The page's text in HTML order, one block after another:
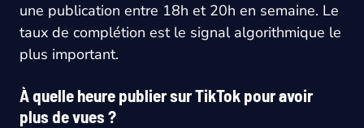
une publication entre 18h et 20h en semaine. Le
taux de complétion est le signal algorithmique le
plus important.
À quelle heure publier sur TikTok pour avoir
plus de vues ?